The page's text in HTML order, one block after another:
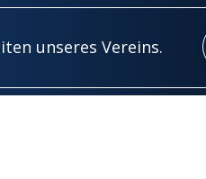
unseres Vereins.